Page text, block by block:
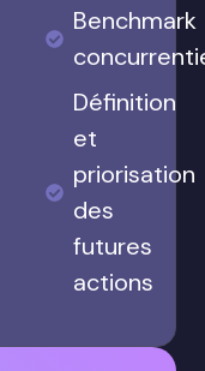
Benchmark
Définition
et
priorisation
des
futures
actions